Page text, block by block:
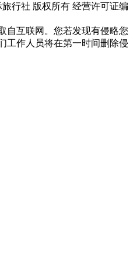
行社 版权所有 经营许可证编
自互联网。您若发现有侵略您
工作人员将在第一时间删除侵